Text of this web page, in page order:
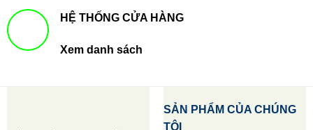
HỆ THỐNG CỬA HÀNG
Xem danh sách
SẢN PHẨM CỦA CHÚNG
TÔI